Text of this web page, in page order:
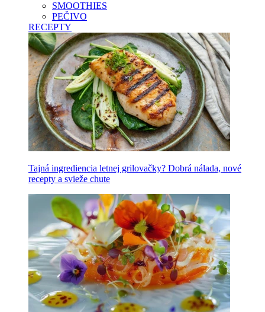
SMOOTHIES
PEČIVO
RECEPTY
Tajná ingrediencia letnej grilovačky? Dobrá nálada, nové
recepty a svieže chute